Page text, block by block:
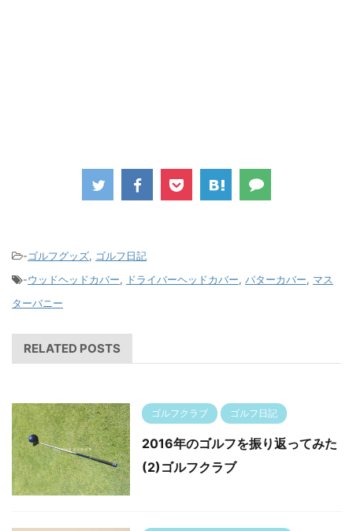
-ゴルフグッズ, ゴルフ日記
-ウッドヘッドカバー, ドライバーヘッドカバー, パターカバー, マス
ターバニー
RELATED POSTS
ゴルフクラブ ゴルフ日記
2016年のゴルフを振り返ってみた
(2)ゴルフクラブ